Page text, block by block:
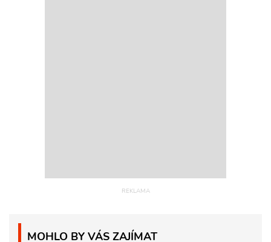
MOHLO BY VÁS ZAJÍMAT